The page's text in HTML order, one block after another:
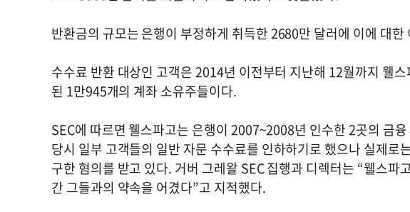
반환금의 규모는 은행이 부정하게 취득한 2680만 달러에 이에 대한
수수료 반환 대상인 고객은 2014년 이전부터 지난해 12월까지 웰
된 1만945개의 계좌 소유주들이다.
SEC에 따르면 웰스파고는 은행이 2007~2008년 인수한 2곳의 금
당시 일부 고객들의 일반 자문 수수료를 인하하기로 했으나 실제로
구한 혐의를 받고 있다. 거버 그레왈 SEC 집행과 디렉터는 “웰스파
간 그들과의 약속을 어겼다”고 지적했다.